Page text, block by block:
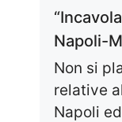
Napoli-
Non si
relative
Napoli